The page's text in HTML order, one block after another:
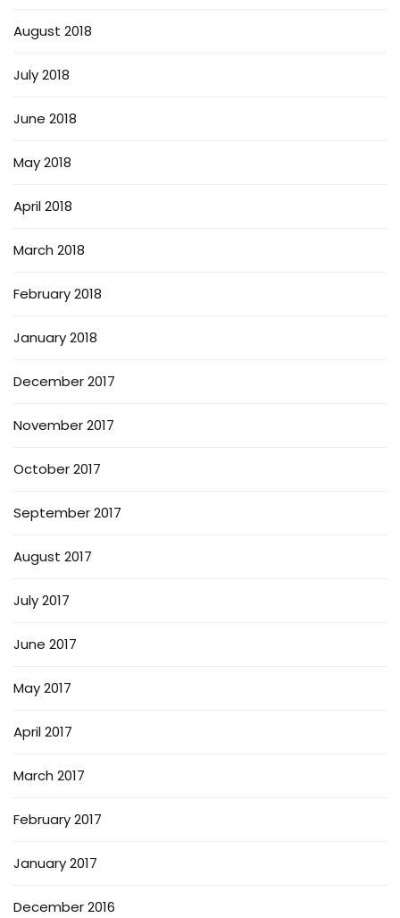
August 2018
July 2018
June 2018
May 2018
April 2018
March 2018
February 2018
January 2018
December 2017
November 2017
October 2017
September 2017
August 2017
July 2017
June 2017
May 2017
April 2017
March 2017
February 2017
January 2017
December 2016